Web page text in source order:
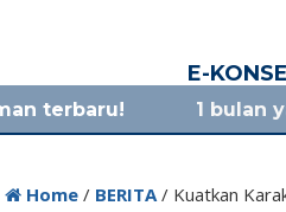
E-
1 bulan yang lalu / materi
Home / BERITA/ Kuatkan